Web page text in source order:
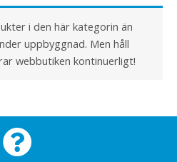
i den här kategorin än
uppbyggnad. Men håll
webbutiken kontinuerligt!